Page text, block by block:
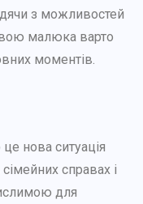
з можливостей
малюка варто
моментів.
нова ситуація
справах і
для